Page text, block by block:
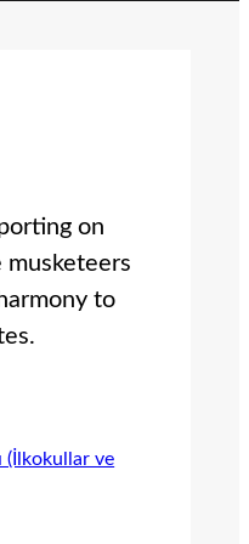
on
musketeers
to
(İlkokullar ve